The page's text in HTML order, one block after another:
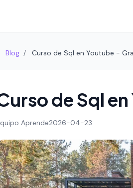
Blog / Curso de Sql en Youtube -
de Sql
Aprende2026-04-23